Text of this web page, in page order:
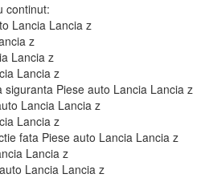
continut:
Lancia Lancia z
z
Lancia z
Lancia z
Piese auto Lancia Lancia z
Lancia Lancia z
Lancia z
fata Piese auto Lancia Lancia z
Lancia z
Lancia Lancia z